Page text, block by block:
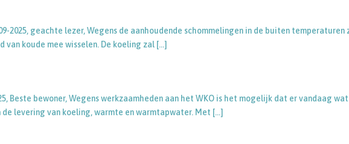
2025, geachte lezer, Wegens de aanhoudende schommelingen in de buiten temperaturen
van koude mee wisselen. De koeling zal […]
Beste bewoner, Wegens werkzaamheden aan het WKO is het mogelijk dat er vandaag wat
levering van koeling, warmte en warmtapwater. Met […]